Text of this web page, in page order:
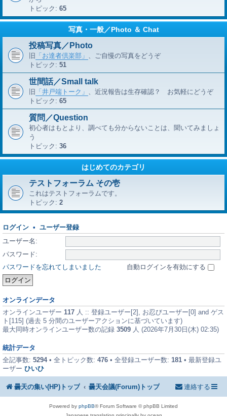
トピック: 65
写真・一般／Photo ＆ Chat
投稿写真／Photo
旧 「お達者倶楽部」 、ご自慢の写真をどうぞ
トピック: 51
世間話／Small talk
旧 「井戸端トーク」 、近況報告は生存確認？ お気軽にどうぞ
トピック: 65
質問／Question
初心者はもとより、調べても分からないことは、聞いてみましょ
う
トピック: 36
はじめてのカテゴリ
テストフォーラム その壱
これはテストフォーラムです。
トピック: 2
ログイン • ユーザー登録
ユーザー名:
パスワード:
パスワードを忘れてしまいました
自動ログインを有効にする
オンラインデータ
オンラインユーザー 117 人 :: 登録ユーザー[2], お忍びユーザー[0] and ゲス
ト[115] (過去 5 分間のユーザーアクションに基づいています)
最大同時オンラインユーザー数の記録 3509 人 (2026年7月30日(木) 02:35)
統計データ
全記事数: 5294• 全トピック数: 476 • 全登録ユーザー数: 181 • 最新登録ユ
ーザー ひいひ
曇天の集い(HP)トップ 曇天会議(Forum)トップ 連絡する
Powered by phpBB® Forum Software © phpBB Limited